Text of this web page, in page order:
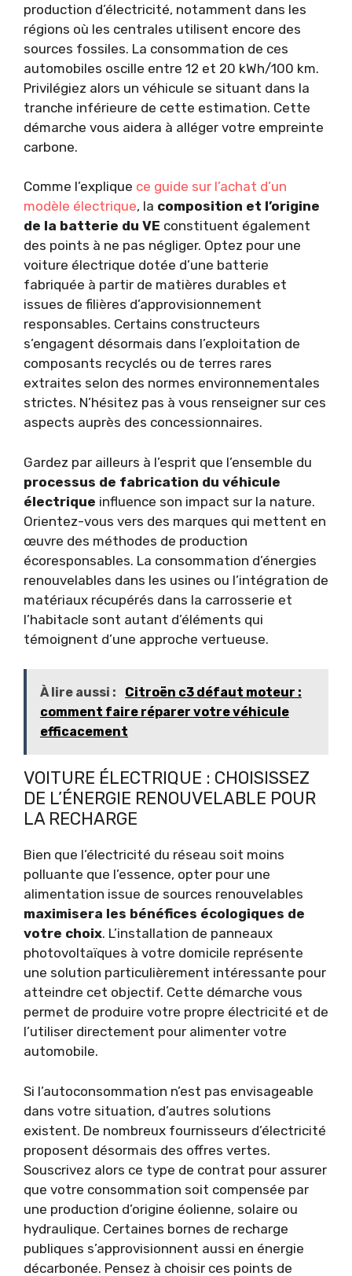
production d’électricité, notamment dans les
régions où les centrales utilisent encore des
sources fossiles. La consommation de ces
automobiles oscille entre 12 et 20 kWh/100 km.
Privilégiez alors un véhicule se situant dans la
tranche inférieure de cette estimation. Cette
démarche vous aidera à alléger votre empreinte
carbone.
Comme l’explique ce guide sur l’achat d’un
modèle électrique, la composition et l’origine
de la batterie du VE constituent également
des points à ne pas négliger. Optez pour une
voiture électrique dotée d’une batterie
fabriquée à partir de matières durables et
issues de filières d’approvisionnement
responsables. Certains constructeurs
s’engagent désormais dans l’exploitation de
composants recyclés ou de terres rares
extraites selon des normes environnementales
strictes. N’hésitez pas à vous renseigner sur ces
aspects auprès des concessionnaires.
Gardez par ailleurs à l’esprit que l’ensemble du
processus de fabrication du véhicule
électrique influence son impact sur la nature.
Orientez-vous vers des marques qui mettent en
œuvre des méthodes de production
écoresponsables. La consommation d’énergies
renouvelables dans les usines ou l’intégration de
matériaux récupérés dans la carrosserie et
l’habitacle sont autant d’éléments qui
témoignent d’une approche vertueuse.
À lire aussi :
Citroën c3 défaut moteur :
comment faire réparer votre véhicule
efficacement
VOITURE ÉLECTRIQUE : CHOISISSEZ
DE L’ÉNERGIE RENOUVELABLE POUR
LA RECHARGE
Bien que l’électricité du réseau soit moins
polluante que l’essence, opter pour une
alimentation issue de sources renouvelables
maximisera les bénéfices écologiques de
votre choix. L’installation de panneaux
photovoltaïques à votre domicile représente
une solution particulièrement intéressante pour
atteindre cet objectif. Cette démarche vous
permet de produire votre propre électricité et de
l’utiliser directement pour alimenter votre
automobile.
Si l’autoconsommation n’est pas envisageable
dans votre situation, d’autres solutions
existent. De nombreux fournisseurs d’électricité
proposent désormais des offres vertes.
Souscrivez alors ce type de contrat pour assurer
que votre consommation soit compensée par
une production d’origine éolienne, solaire ou
hydraulique. Certaines bornes de recharge
publiques s’approvisionnent aussi en énergie
décarbonée. Pensez à choisir ces points de